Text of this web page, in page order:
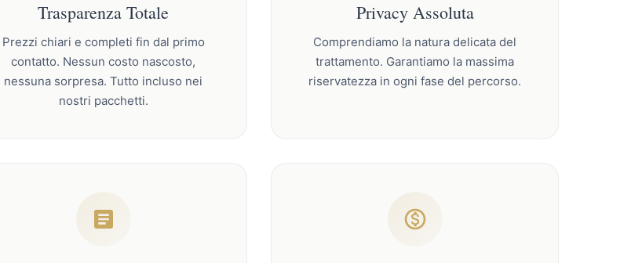
Trasparenza Totale
Prezzi chiari e completi fin dal primo
contatto. Nessun costo nascosto,
nessuna sorpresa. Tutto incluso nei
nostri pacchetti.
Privacy Assoluta
Comprendiamo la natura delicata del
trattamento. Garantiamo la massima
riservatezza in ogni fase del percorso.